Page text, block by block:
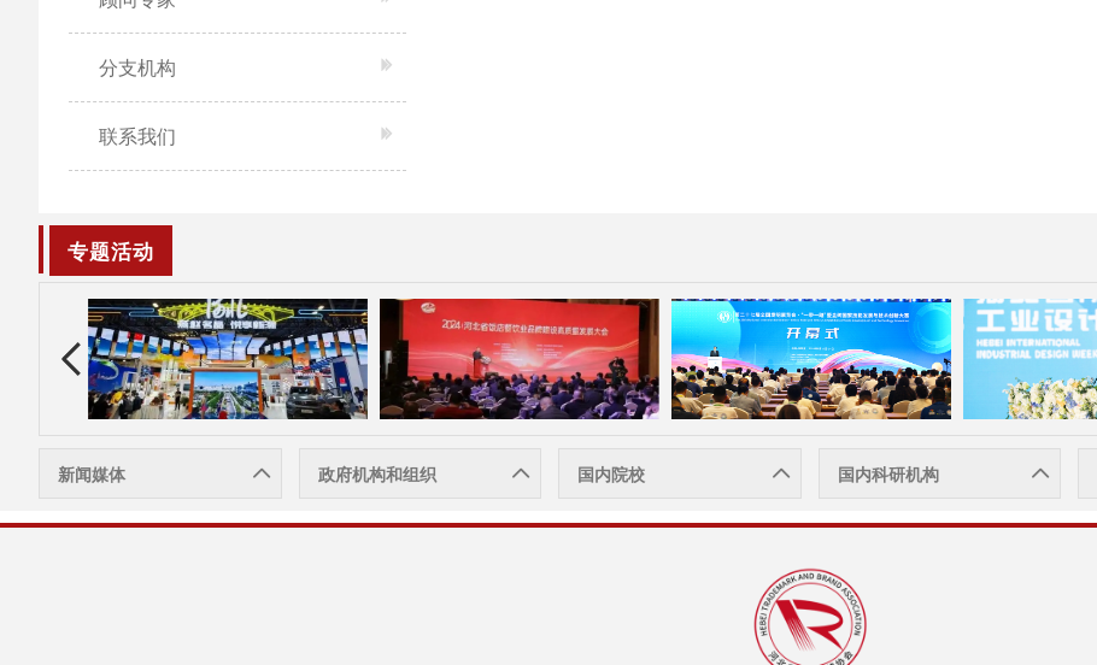
分支机构
联系我们
专题活动
新闻媒体 政府机构和组织 国内院校 国内科研机构